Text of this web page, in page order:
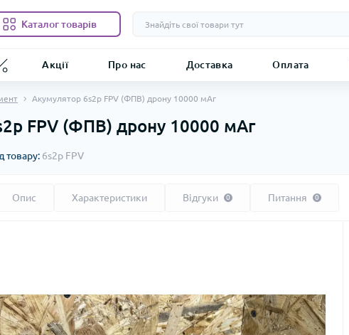
Каталог товарів
Акції Про нас Доставка Оплата
Акумулятор 6s2p FPV (ФПВ) дрону 10000 мАг
FPV (ФПВ) дрону 10000 мАг
товару: 6s2p FPV
Опис Характеристики Відгуки 0 Питання 0